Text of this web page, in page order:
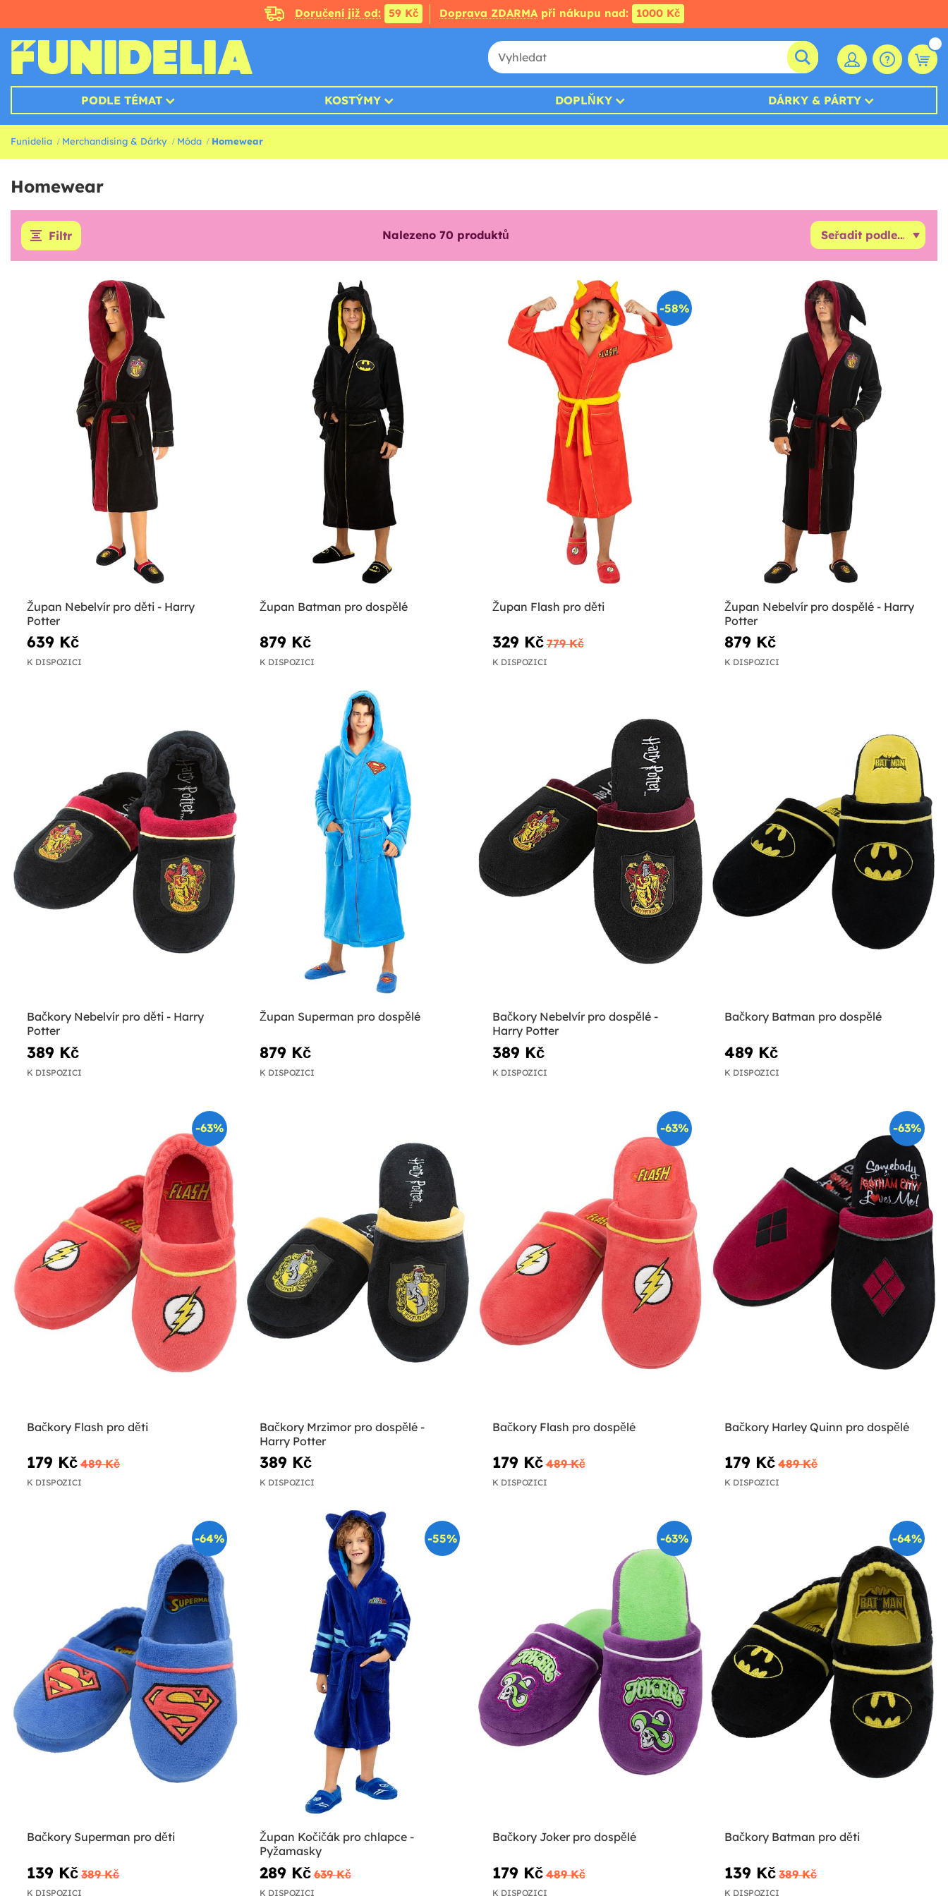
Doručení již od: 59 Kč Doprava ZDARMApři nákupu nad: 1000 Kč
PODLE TÉMAT KOSTÝMY DOPLŇKY DÁRKY & PÁRTY
Funidelia Merchandising & Dárky Móda Homewear
Homewear
Filtr Nalezeno 70 produktů
Župan Nebelvír pro děti - Harry
Potter
639 Kč
K DISPOZICI
Župan Batman pro dospělé
879 Kč
K DISPOZICI
-58%
Župan Flash pro děti
329 Kč 779 Kč
K DISPOZICI
Župan Nebelvír pro dospělé - Harry
Potter
879 Kč
K DISPOZICI
Bačkory Nebelvír pro děti - Harry
Potter
389 Kč
K DISPOZICI
Župan Superman pro dospělé
879 Kč
K DISPOZICI
Bačkory Nebelvír pro dospělé -
Harry Potter
389 Kč
K DISPOZICI
Bačkory Batman pro dospělé
489 Kč
K DISPOZICI
-63%
Bačkory Flash pro děti
179 Kč 489 Kč
K DISPOZICI
Bačkory Mrzimor pro dospělé -
Harry Potter
389 Kč
K DISPOZICI
-63%
Bačkory Flash pro dospělé
179 Kč 489 Kč
K DISPOZICI
-63%
Bačkory Harley Quinn pro dospělé
179 Kč 489 Kč
K DISPOZICI
-64%
Bačkory Superman pro děti
139 Kč 389 Kč
K DISPOZICI
-55%
Župan Kočičák pro chlapce -
Pyžamasky
289 Kč 639 Kč
K DISPOZICI
-63%
Bačkory Joker pro dospělé
179 Kč 489 Kč
K DISPOZICI
-64%
Bačkory Batman pro děti
139 Kč 389 Kč
K DISPOZICI